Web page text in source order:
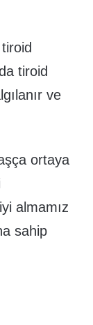
tiroid
ve
ortaya
almamız
sahip